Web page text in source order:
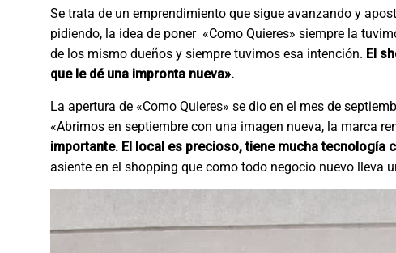
Se trata de un emprendimiento que sigue avanzando y
pidiendo, la idea de poner «Como Quieres» siempre la
de los mismo dueños y siempre tuvimos esa intención. El
que le dé una impronta nueva».
La apertura de «Como Quieres» se dio en el mes de
«Abrimos en septiembre con una imagen nueva, la marca
importante. El local es precioso, tiene mucha
asiente en el shopping que como todo negocio nuevo lleva